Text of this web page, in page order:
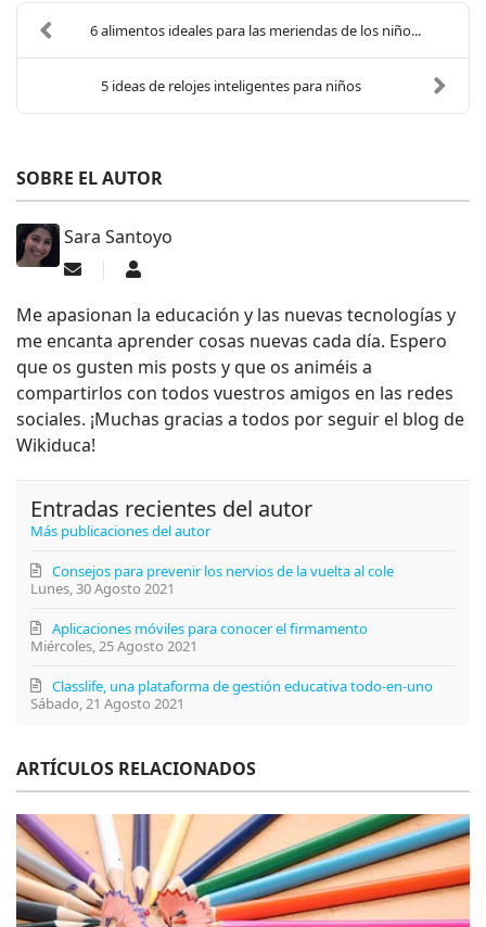
6 alimentos ideales para las meriendas de los niño...
5 ideas de relojes inteligentes para niños
SOBRE EL AUTOR
Sara Santoyo
Suscribirse a las actualizaciones
Sara Santoyo
Me apasionan la educación y las nuevas tecnologías y
me encanta aprender cosas nuevas cada día. Espero
que os gusten mis posts y que os animéis a
compartirlos con todos vuestros amigos en las redes
sociales. ¡Muchas gracias a todos por seguir el blog de
Wikiduca!
Entradas recientes del autor
Más publicaciones del autor
Lunes, 30 Agosto 2021
Consejos para prevenir los nervios de la vuelta al cole
Miércoles, 25 Agosto 2021
Aplicaciones móviles para conocer el firmamento
Sábado, 21 Agosto 2021
Classlife, una plataforma de gestión educativa todo-en-uno
ARTÍCULOS RELACIONADOS